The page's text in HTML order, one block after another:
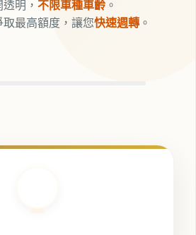
明， 不限車種車齡 。
最高額度，讓您快速週轉 。